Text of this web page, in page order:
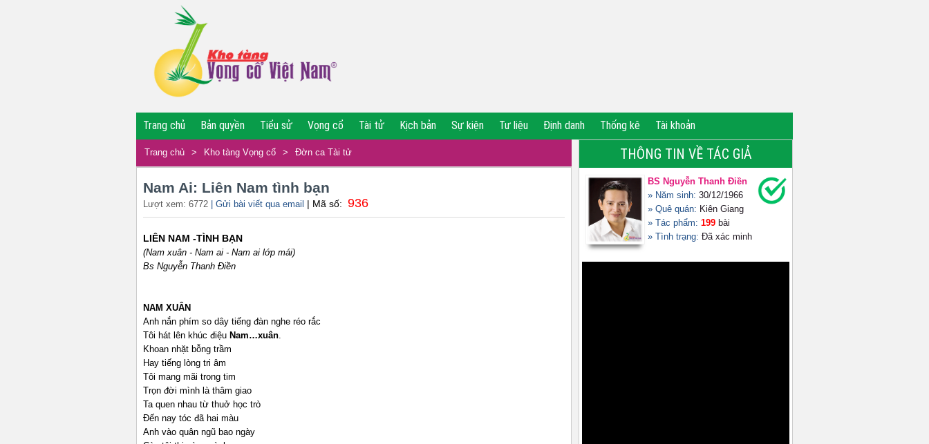
Trang chủ Bản quyền Tiểu sử Vọng cổ Tài tử Kịch bản Sự kiện Tư liệu Định danh Thống kê Tài khoản
Trang chủ > Kho tàng Vọng cổ > Đờn ca Tài tử
Nam Ai: Liên Nam tình bạn
Lượt xem: 6772 | Gửi bài viết qua email | Mã số: 936
LIÊN NAM -TÌNH BẠN
(Nam xuân - Nam ai - Nam ai lớp mái)
Bs Nguyễn Thanh Điền
NAM XUÂN
Anh nắn phím so dây tiếng đàn nghe réo rắc
Tôi hát lên khúc điệu Nam…xuân.
Khoan nhặt bỗng trầm
Hay tiếng lòng tri âm
Tôi mang mãi trong tim
Trọn đời mình là thâm giao
Ta quen nhau từ thuở học trò
Đến nay tóc đã hai màu
Anh vào quân ngũ bao ngày
THÔNG TIN VỀ TÁC GIẢ
BS Nguyễn Thanh Điền
» Năm sinh: 30/12/1966
» Quê quán: Kiên Giang
» Tác phẩm: 199 bài
» Tình trạng: Đã xác minh